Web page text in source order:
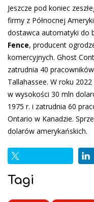
Jeszcze pod koniec
firmy z Północnej
dostawca automatyki do
Fence, producent
komercyjnych. Ghost
zatrudnia 40
Tallahassee. W roku
w wysokości 30 mln
1975 r. i zatrudnia 60
Ontario w Kanadzie.
dolarów amerykańskich.
Tagi